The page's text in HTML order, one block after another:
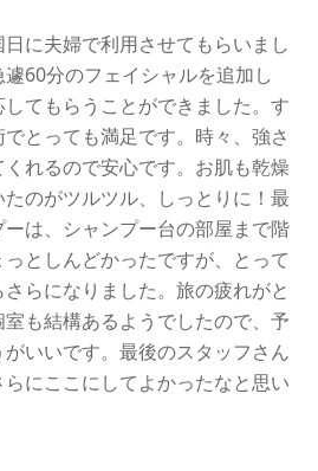
に夫婦で利用させてもらいまし
60分のフェイシャルを追加し
てもらうことができました。す
とっても満足です。時々、強さ
れるので安心です。お肌も乾燥
のがツルツル、しっとりに！最
は、シャンプー台の部屋まで階
としんどかったですが、とって
らになりました。旅の疲れがと
も結構あるようでしたので、予
いいです。最後のスタッフさん
にここにしてよかったなと思い